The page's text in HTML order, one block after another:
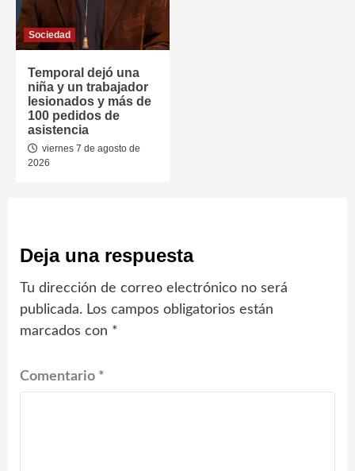
Sociedad
Temporal dejó una
niña y un trabajador
lesionados y más de
100 pedidos de
asistencia
viernes 7 de agosto de
2026
Deja una respuesta
Tu dirección de correo electrónico no será
publicada. Los campos obligatorios están
marcados con *
Comentario *